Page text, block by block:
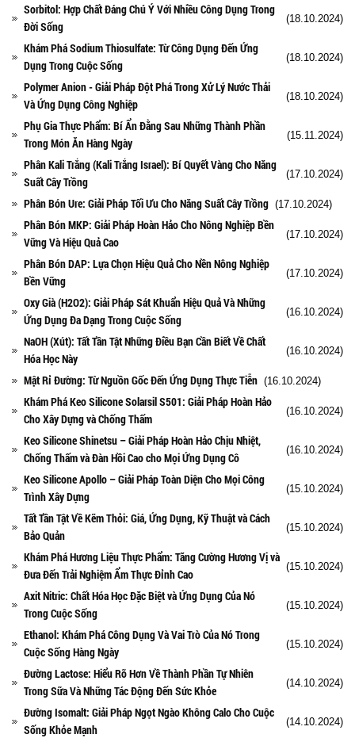
Sorbitol: Hợp Chất Đáng Chú Ý Với Nhiều Công Dụng Trong
Đời Sống
(18.10.2024)
Khám Phá Sodium Thiosulfate: Từ Công Dụng Đến Ứng
Dụng Trong Cuộc Sống
(18.10.2024)
Polymer Anion - Giải Pháp Đột Phá Trong Xử Lý Nước Thải
Và Ứng Dụng Công Nghiệp
(18.10.2024)
Phụ Gia Thực Phẩm: Bí Ẩn Đằng Sau Những Thành Phần
Trong Món Ăn Hàng Ngày
(15.11.2024)
Phân Kali Trắng (Kali Trắng Israel): Bí Quyết Vàng Cho Năng
Suất Cây Trồng
(17.10.2024)
Phân Bón Ure: Giải Pháp Tối Ưu Cho Năng Suất Cây Trồng (17.10.2024)
Phân Bón MKP: Giải Pháp Hoàn Hảo Cho Nông Nghiệp Bền
Vững Và Hiệu Quả Cao
(17.10.2024)
Phân Bón DAP: Lựa Chọn Hiệu Quả Cho Nền Nông Nghiệp
Bền Vững
(17.10.2024)
Oxy Già (H2O2): Giải Pháp Sát Khuẩn Hiệu Quả Và Những
Ứng Dụng Đa Dạng Trong Cuộc Sống
(16.10.2024)
NaOH (Xút): Tất Tần Tật Những Điều Bạn Cần Biết Về Chất
Hóa Học Này
(16.10.2024)
Mật Rỉ Đường: Từ Nguồn Gốc Đến Ứng Dụng Thực Tiễn (16.10.2024)
Khám Phá Keo Silicone Solarsil S501: Giải Pháp Hoàn Hảo
Cho Xây Dựng và Chống Thấm
(16.10.2024)
Keo Silicone Shinetsu – Giải Pháp Hoàn Hảo Chịu Nhiệt,
Chống Thấm và Đàn Hồi Cao cho Mọi Ứng Dụng Cô
(16.10.2024)
Keo Silicone Apollo – Giải Pháp Toàn Diện Cho Mọi Công
Trình Xây Dựng
(15.10.2024)
Tất Tần Tật Về Kẽm Thỏi: Giá, Ứng Dụng, Kỹ Thuật và Cách
Bảo Quản
(15.10.2024)
Khám Phá Hương Liệu Thực Phẩm: Tăng Cường Hương Vị và
Đưa Đến Trải Nghiệm Ẩm Thực Đỉnh Cao
(15.10.2024)
Axit Nitric: Chất Hóa Học Đặc Biệt và Ứng Dụng Của Nó
Trong Cuộc Sống
(15.10.2024)
Ethanol: Khám Phá Công Dụng Và Vai Trò Của Nó Trong
Cuộc Sống Hàng Ngày
(15.10.2024)
Đường Lactose: Hiểu Rõ Hơn Về Thành Phần Tự Nhiên
Trong Sữa Và Những Tác Động Đến Sức Khỏe
(14.10.2024)
Đường Isomalt: Giải Pháp Ngọt Ngào Không Calo Cho Cuộc
Sống Khỏe Mạnh
(14.10.2024)